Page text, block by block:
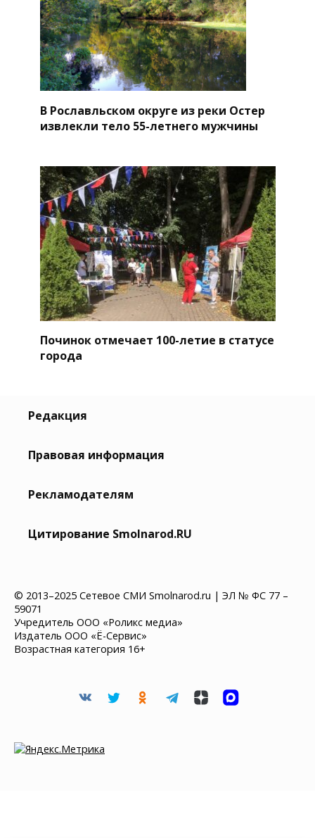
В Рославльском округе из реки Остер
извлекли тело 55-летнего мужчины
Починок отмечает 100-летие в статусе
города
Редакция
Правовая информация
Рекламодателям
Цитирование Smolnarod.RU
© 2013–2025 Сетевое СМИ Smolnarod.ru | ЭЛ № ФС 77 –
59071
Учредитель ООО «Роликс медиа»
Издатель ООО «Ё-Сервис»
Возрастная категория 16+